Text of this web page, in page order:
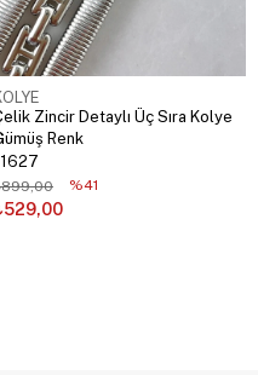
Zincir Detaylı Üç Sıra Kolye
Renk
%41